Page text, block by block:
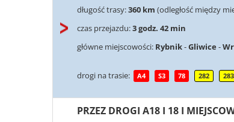
długość trasy:360 km (odległość między
czas przejazdu:3 godz. 42 min
główne miejscowości: Rybnik-Gliwice -
drogi na trasie: A4 S3 78 282 283
PRZEZ DROGI A18 I 18 I